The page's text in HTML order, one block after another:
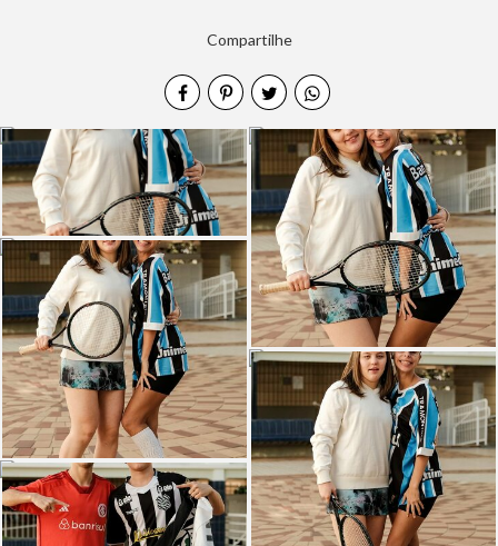
Compartilhe